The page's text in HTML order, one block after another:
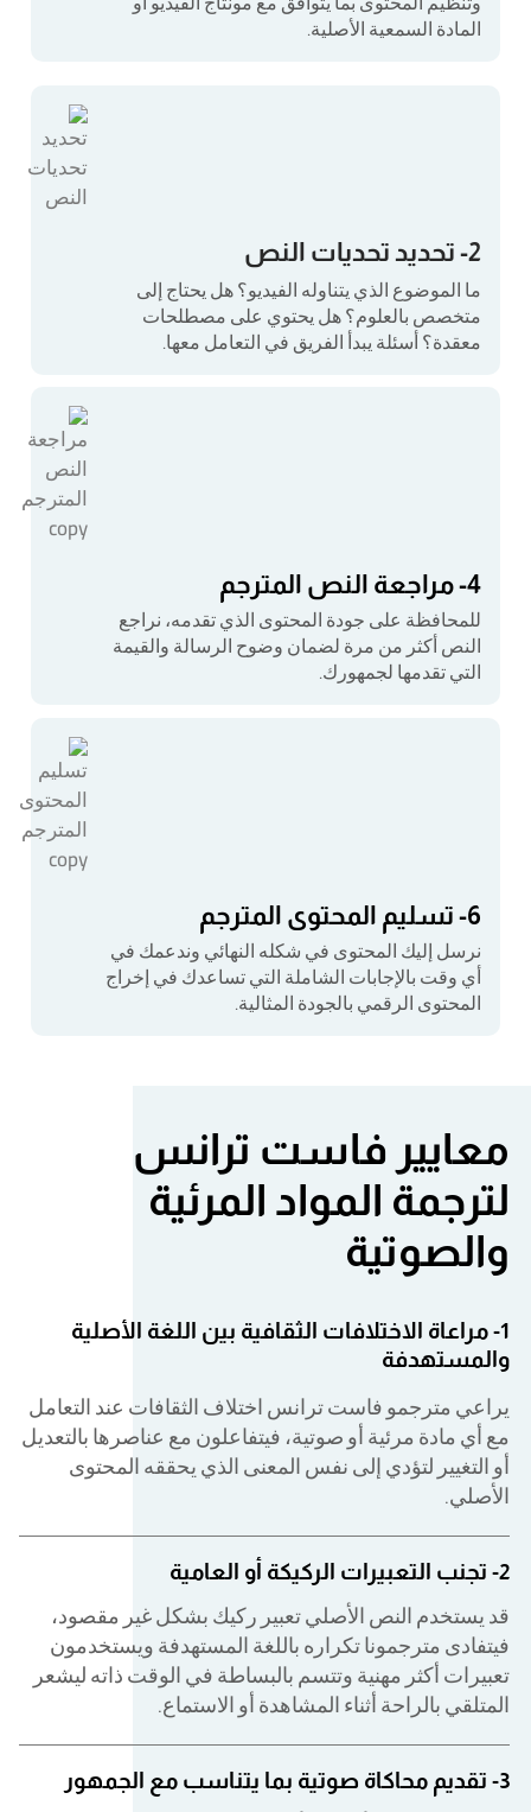
المادة السمعية الأصلية.
2- تحديد تحديات النص
ما الموضوع الذي يتناوله الفيديو؟ هل يحتاج إلى
متخصص بالعلوم؟ هل يحتوي على مصطلحات
معقدة؟ أسئلة يبدأ الفريق في التعامل معها.
4- مراجعة النص المترجم
للمحافظة على جودة المحتوى الذي تقدمه، نراجع
النص أكثر من مرة لضمان وضوح الرسالة والقيمة
التي تقدمها لجمهورك.
6- تسليم المحتوى المترجم
نرسل إليك المحتوى في شكله النهائي وندعمك في
أي وقت بالإجابات الشاملة التي تساعدك في إخراج
المحتوى الرقمي بالجودة المثالية.
معايير فاست ترانس
لترجمة المواد المرئية
والصوتية
1- مراعاة الاختلافات الثقافية بين اللغة الأصلية
والمستهدفة
يراعي مترجمو فاست ترانس اختلاف الثقافات عند التعامل
مع أي مادة مرئية أو صوتية، فيتفاعلون مع عناصرها بالتعديل
أو التغيير لتؤدي إلى نفس المعنى الذي يحققه المحتوى
الأصلي.
2- تجنب التعبيرات الركيكة أو العامية
قد يستخدم النص الأصلي تعبير ركيك بشكل غير مقصود،
فيتفادى مترجمونا تكراره باللغة المستهدفة ويستخدمون
تعبيرات أكثر مهنية وتتسم بالبساطة في الوقت ذاته ليشعر
المتلقي بالراحة أثناء المشاهدة أو الاستماع.
3- تقديم محاكاة صوتية بما يتناسب مع الجمهور